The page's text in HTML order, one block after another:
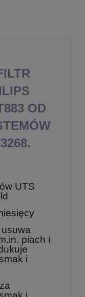
OD
UTS
usuwa
piach i
i